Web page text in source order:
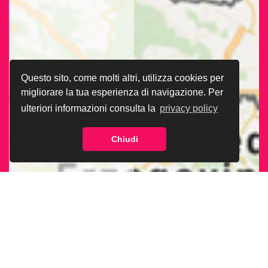
Questo sito, come molti altri, utilizza cookies per
migliorare la tua esperienza di navigazione. Per
ulteriori informazioni consulta la privacy policy
Chiudi